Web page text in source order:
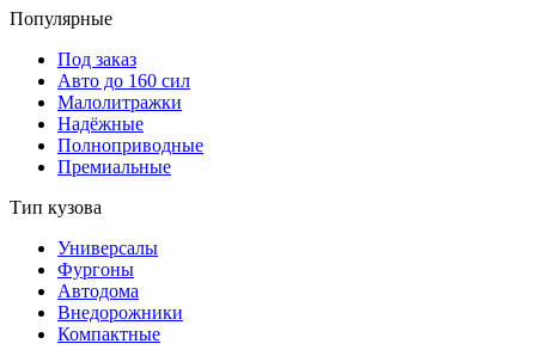
Популярные
Под заказ
Авто до 160 сил
Малолитражки
Надёжные
Полноприводные
Премиальные
Тип кузова
Универсалы
Фургоны
Автодома
Внедорожники
Компактные